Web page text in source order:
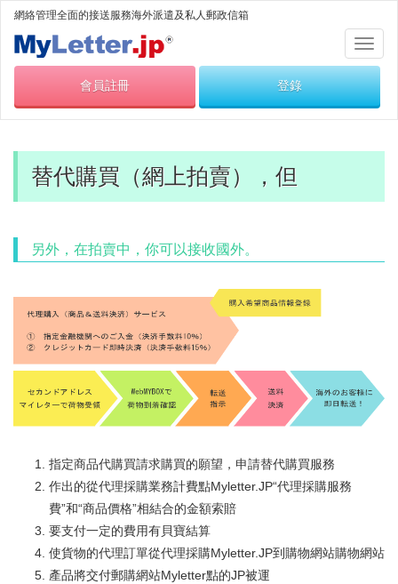
網絡管理全面的接送服務海外派遣及私人郵政信箱
切
換
導
會員註冊 登錄
替代購買（網上拍賣），但
另外，在拍賣中，你可以接收國外。
指定商品代購買請求購買的願望，申請替代購買服務
作出的從代理採購業務計費點Myletter.JP“代理採購服務
費”和“商品價格”相結合的金額索賠
要支付一定的費用有貝寶結算
使貨物的代理訂單從代理採購Myletter.JP到購物網站購物網站
產品將交付郵購網站Myletter點的JP被運